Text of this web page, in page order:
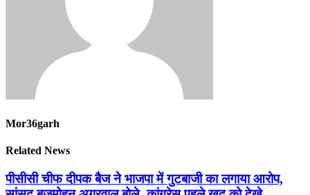
Mor36garh
Related News
पीसीसी चीफ दीपक बैज ने भाजपा में गुटबाजी का लगाया आरोप,